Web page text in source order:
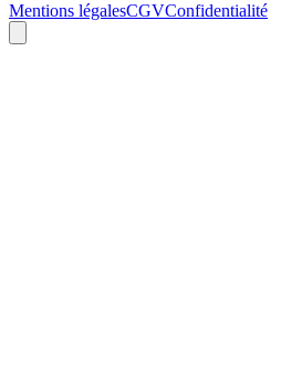
Mentions légalesCGVConfidentialité